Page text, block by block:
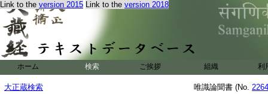
Link to the version 2015 Link to the version 2018
ホーム 検索 ご挨拶 組織 利
大正蔵検索 唯識論聞書 (No.
第五十六日 自二
有
至 二 或
光胤申云。能作等
自類 一後念 不
間ヲ一簡 カ不
評定共ニ曰。以 テ二無